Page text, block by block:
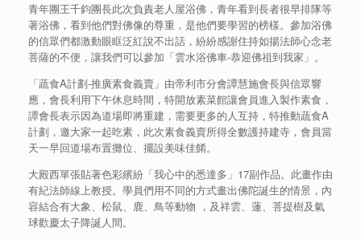
青年團王千鈞團長此次負責老人屋浴佛，青年看到長者很早排隊等
著浴佛，看到他們對佛像的尊重，是他們要學習的榜樣。參加浴佛
的信眾們都激動眼眶泛紅說不出話，紛紛感謝住持如揚法師心念老
菩薩的不便，讓我們可以參加「雲水浴佛車-恭迎佛祖到我家」。
「蔬食A計劃-推廣素食義賣」由帝利市分會譚慧施會長與信眾響
應，會長利用下午休息時間，特開放素菜館讓會員進入製作素食，
譚會長表示因為道場即將重建，需要更多的人互持，特推動蔬食A
計劃，邀大家一起吃素，此次素食義賣所得全數護持建寺，會員當
天一早回道場布置攤位、擺設美味佳餚。
大殿西單張貼著色彩繽紛「我心中的悉達多」17副作品。此畫作由
有紀法師線上教授。學員們用不同的方式畫出佛陀誕生的情景，內
容結合有大象、松鼠、鹿、鳥等動物 ，及祥雲、蓮、菩提樹及氣
球歡慶太子降誕人間。